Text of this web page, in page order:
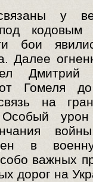
у
кодовым
бои
Далее
Дмитрий
Гомеля до
на
урон
в
важных
дорог на